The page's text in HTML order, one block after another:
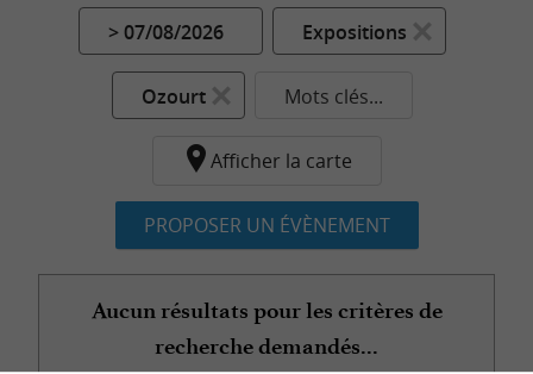
> 07/08/2026 Expositions
Ozourt Mots clés...
Afficher la carte
PROPOSER UN ÉVÈNEMENT
Aucun résultats pour les critères de
recherche demandés...